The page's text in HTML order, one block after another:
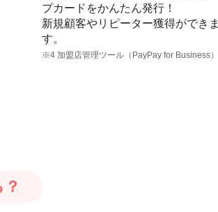
プカードをかんたん発行！
新規顧客やリピーター獲得ができま
す。
※4 加盟店管理ツール（PayPay for Business）